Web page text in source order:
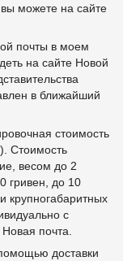
можете на сайте
почты в моем
на сайте Новой
в ближайший
стоимость
Стоимость
весом до 2
гривен, до 10
крупногабаритных
с
почта.
доставки